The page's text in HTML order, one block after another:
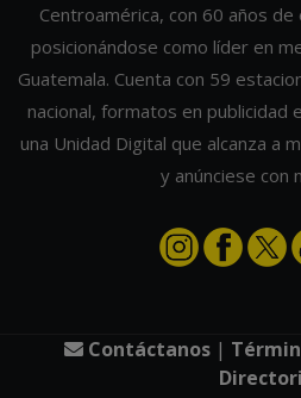
Centroamérica, con 60 años
posicionándose como líder en
Guatemala. Cuenta con 59
nacional, formatos en
una Unidad Digital que alcanza a
y anúnciese con
Contáctanos|